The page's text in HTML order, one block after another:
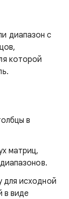
диапазон с
которой
в
матриц,
для исходной
в виде